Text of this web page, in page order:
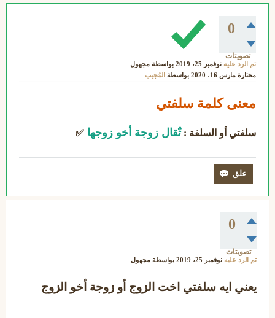
0
تصويتات
تم الرد عليه نوفمبر 25، 2019 بواسطة مجهول
مختارة مارس 16، 2020 بواسطة المُجيب
معنى كلمة سلفتي
سلفتي أو السلفة :تٌقال زوجة أخو زوجها ✅
0
تصويتات
تم الرد عليه نوفمبر 25، 2019 بواسطة مجهول
يعني ايه سلفتي اخت الزوج أو زوجة أخو الزوج